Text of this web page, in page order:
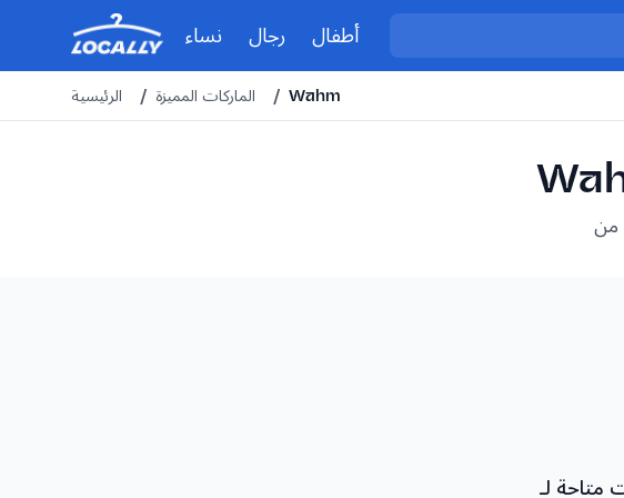
نساء رجال أطفال
الرئيسية / الماركات المميزة / Wahm